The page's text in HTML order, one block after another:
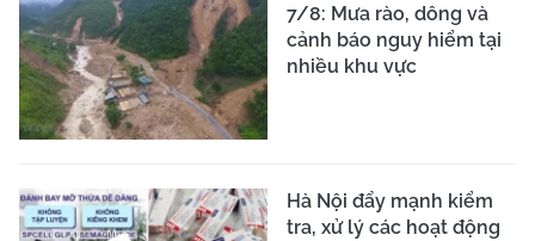
7/8: Mưa rào, dông và
cảnh báo nguy hiểm tại
nhiều khu vực
Hà Nội đẩy mạnh kiểm
tra, xử lý các hoạt động